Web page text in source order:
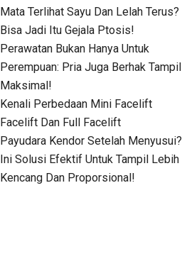
Mata Terlihat Sayu Dan Lelah Terus?
Bisa Jadi Itu Gejala Ptosis!
Perawatan Bukan Hanya Untuk
Perempuan: Pria Juga Berhak Tampil
Maksimal!
Kenali Perbedaan Mini Facelift
Facelift Dan Full Facelift
Payudara Kendor Setelah Menyusui?
Ini Solusi Efektif Untuk Tampil Lebih
Kencang Dan Proporsional!